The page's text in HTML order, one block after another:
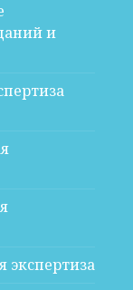
и
экспертиза